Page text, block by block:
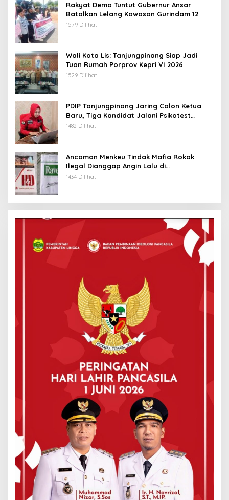
Rakyat Demo Tuntut Gubernur Ansar
Batalkan Lelang Kawasan Gurindam 12
1579 Dilihat
Wali Kota Lis: Tanjungpinang Siap Jadi
Tuan Rumah Porprov Kepri VI 2026
1529 Dilihat
PDIP Tanjungpinang Jaring Calon Ketua
Baru, Tiga Kandidat Jalani Psikotest
Daring
1482 Dilihat
Ancaman Menkeu Tindak Mafia Rokok
Ilegal Dianggap Angin Lalu di
Tanjungpinang
1434 Dilihat